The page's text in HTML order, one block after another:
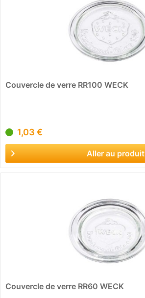
Couvercle de verre RR100 WECK
1,03 €
Aller au produit
Couvercle de verre RR60 WECK